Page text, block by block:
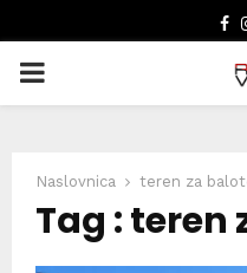
PRIMARY
Naslovnica teren za
Tag : teren